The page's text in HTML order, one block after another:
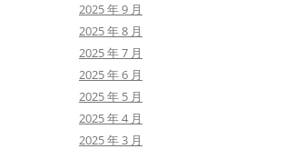
2025 年 9 月
2025 年 8 月
2025 年 7 月
2025 年 6 月
2025 年 5 月
2025 年 4 月
2025 年 3 月